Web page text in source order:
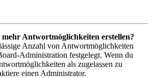
Antwortmöglichkeiten erstellen?
Anzahl von Antwortmöglichkeiten
Administration festgelegt. Wenn du
als zugelassen zu
einen Administrator.